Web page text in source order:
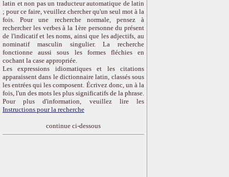
latin et non pas un traducteur automatique de latin
; pour ce faire, veuillez chercher qu'un seul mot à la
fois. Pour une recherche normale, pensez à
rechercher les verbes à la 1ère personne du présent
de l'indicatif et les noms, ainsi que les adjectifs, au
nominatif masculin singulier. La recherche
fonctionne aussi sous les formes fléchies en
cochant la case appropriée.
Les expressions idiomatiques et les citations
apparaissent dans le dictionnaire latin, classés sous
les entrées qui les composent. Écrivez donc, un à la
fois, l'un des mots les plus significatifs de la phrase.
Pour plus d'information, veuillez lire les
Instructions pour la recherche
continue ci-dessous